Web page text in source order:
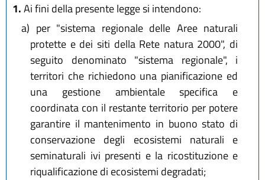
1.Ai fini della presente legge si intendono:
a) per "sistema regionale delle Aree naturali
protette e dei siti della Rete natura 2000", di
seguito denominato "sistema regionale", i
territori che richiedono una pianificazione ed
una gestione ambientale specifica e
coordinata con il restante territorio per potere
garantire il mantenimento in buono stato di
conservazione degli ecosistemi naturali e
seminaturali ivi presenti e la ricostituzione e
riqualificazione di ecosistemi degradati;